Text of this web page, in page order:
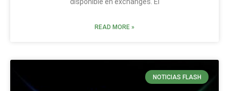
disponible en exchanges. El
READ MORE »
NOTICIAS FLASH